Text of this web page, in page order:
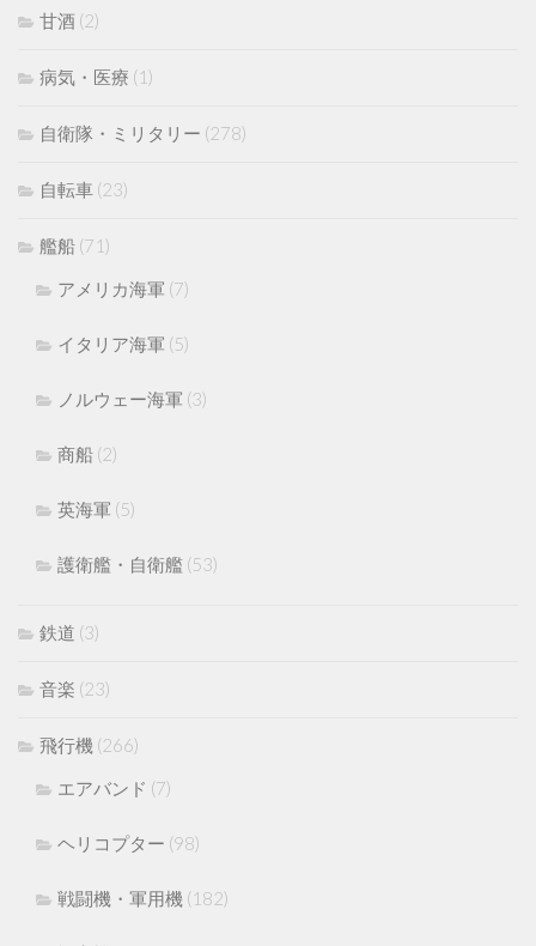
甘酒 (2)
病気・医療 (1)
自衛隊・ミリタリー (278)
自転車 (23)
艦船 (71)
アメリカ海軍 (7)
イタリア海軍 (5)
ノルウェー海軍 (3)
商船 (2)
英海軍 (5)
護衛艦・自衛艦 (53)
鉄道 (3)
音楽 (23)
飛行機 (266)
エアバンド (7)
ヘリコプター (98)
戦闘機・軍用機 (182)